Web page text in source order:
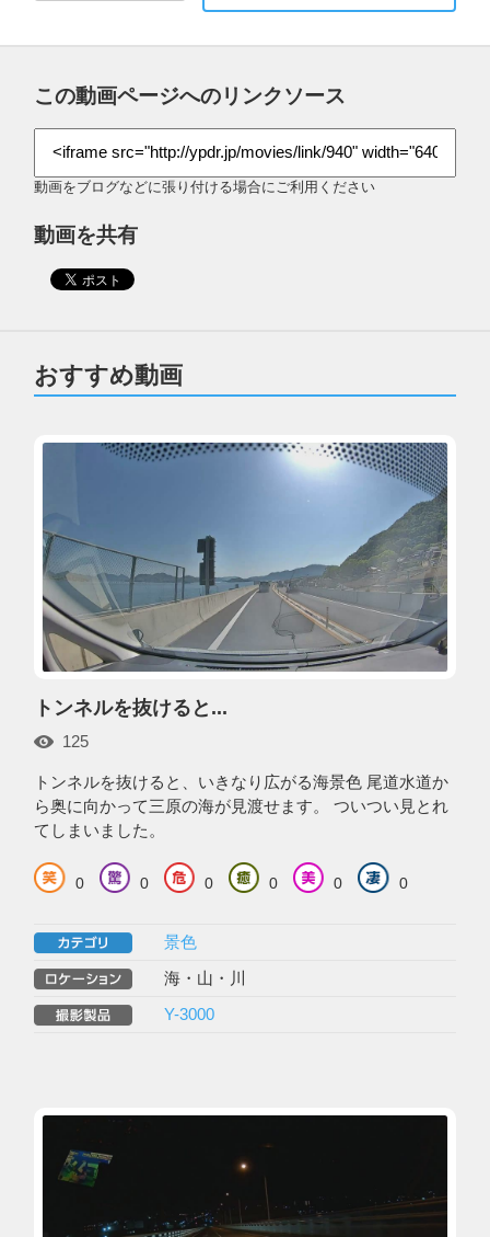
この動画ページへのリンクソース
動画をブログなどに張り付ける場合にご利用ください
動画を共有
おすすめ動画
トンネルを抜けると...
125
トンネルを抜けると、いきなり広がる海景色 尾道水道か
ら奥に向かって三原の海が見渡せます。 ついつい見とれ
てしまいました。
0 0 0 0 0 0
景色
海・山・川
Y-3000